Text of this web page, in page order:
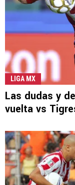
LIGA MX
Las dudas y
vuelta vs